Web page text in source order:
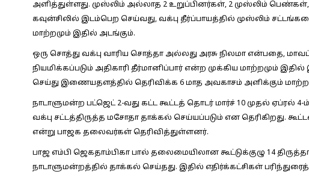
அளித்துள்ளது. முஸ்லிம் அல்லாத 2 உறுப்பினர்கள், 2 முஸ்லிம் பெண்கள்,
கவுன்சிலில் இடம்பெற செய்வது, வக்பு தீர்ப்பாயத்தில் முஸ்லிம்
மாற்றமும் இதில் அடங்கும்.
ஒரு சொத்து வக்பு வாரிய சொத்தா அல்லது அரசு நிலமா என்பதை,
நியமிக்கப்படும் அதிகாரி தீர்மானிப்பார் என்ற முக்கிய மாற்றமும்
செய்து இணையதளத்தில் தெரிவிக்க 6 மாத அவகாசம் அளிக்கும்
நாடாளுமன்ற பட்ஜெட் 2-வது கட்ட கூட்டத் தொடர் மார்ச் 10 முதல் ஏப்ரல்
வக்பு சட்டத்திருத்த மசோதா தாக்கல் செய்யப்படும் என தெரிகிறது.
என்று பாஜக தலைவர்கள் தெரிவித்துள்ளனர்.
பாஜ எம்பி ஜெகதாம்பிகா பால் தலைமையிலான கூட்டுக்குழு 14
நாடாளுமன்றத்தில் தாக்கல் செய்தது. இதில் எதிர்க்கட்சிகள்